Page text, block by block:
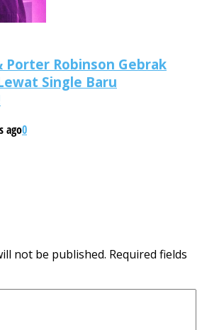
Porter Robinson Gebrak
Single Baru
ago0
not be published. Required fields